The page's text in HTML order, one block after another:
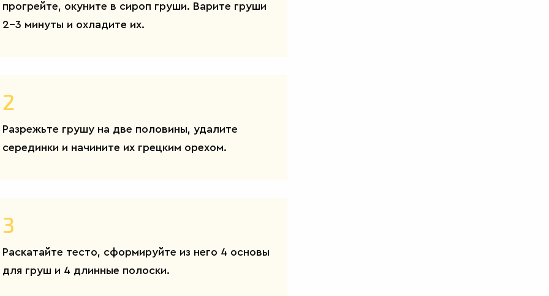
прогрейте, окуните в сироп груши. Варите груши
2-3 минуты и охладите их.
2
Разрежьте грушу на две половины, удалите
серединки и начините их грецким орехом.
3
Раскатайте тесто, сформируйте из него 4 основы
для груш и 4 длинные полоски.